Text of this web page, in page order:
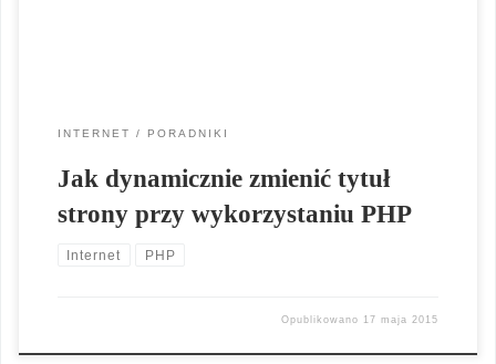
INTERNET PORADNIKI
Jak dynamicznie zmienić tytuł
strony przy wykorzystaniu PHP
Internet PHP
Opublikowano 17 maja 2015